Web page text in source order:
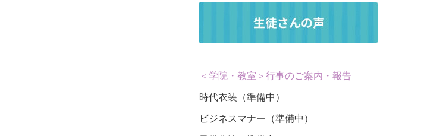
＜学院・教室＞行事のご案内・報告
時代衣装（準備中）
ビジネスマナー（準備中）